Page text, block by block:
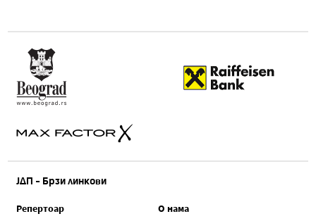
ЈДП - Брзи линкови
Репертоар
О нама